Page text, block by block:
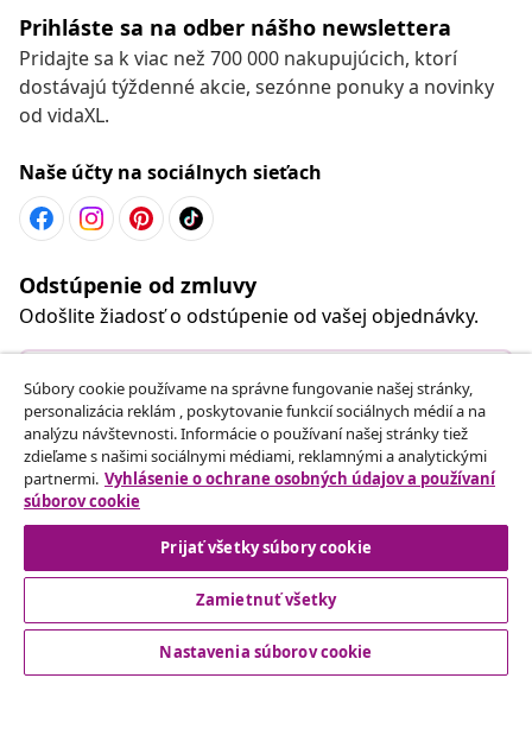
Prihláste sa na odber nášho newslettera
Pridajte sa k viac než 700 000 nakupujúcich, ktorí
dostávajú týždenné akcie, sezónne ponuky a novinky
od vidaXL.
Naše účty na sociálnych sieťach
Odstúpenie od zmluvy
Odošlite žiadosť o odstúpenie od vašej objednávky.
Odstúpenie od zmluvy
Zákaznícky Servis
Obchodní partneri
vidaXL
Súbory cookie používame na správne fungovanie našej stránky,
personalizácia reklám , poskytovanie funkcií sociálnych médií a na
analýzu návštevnosti. Informácie o používaní našej stránky tiež
zdieľame s našimi sociálnymi médiami, reklamnými a analytickými
partnermi. Vyhlásenie o ochrane osobných údajov a používaní
súborov cookie
Prijať všetky súbory cookie
Zamietnuť všetky
Nastavenia súborov cookie